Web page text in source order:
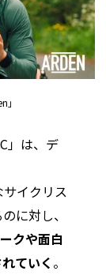
」は、デ
サイクリス
に対し、
クや面白
ていく 。